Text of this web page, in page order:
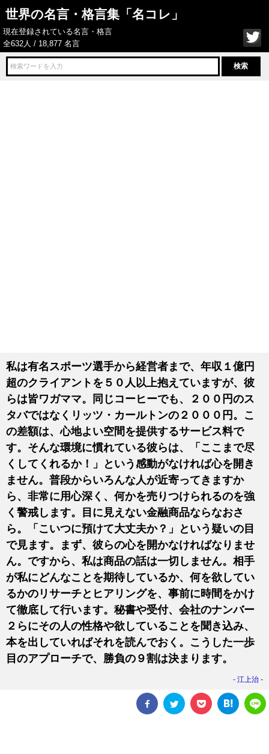
世界の名言・格言集「名コレ」
現在登録されている名言・格言
全632人 / 18,877 名言
私は有名スポーツ選手から経営者まで、年収１億円
超のクライアントを５０人以上抱えていますが、彼
らは皆ワガママ。同じコーヒーでも、２００円のス
タバではなくリッツ・カールトンの２０００円。こ
の差額は、心地よい空間を提供するサービス料で
す。そんな環境に慣れている彼らは、「ここまで尽
くしてくれるか！」という感動がなければ心を開き
ません。普段からいろんな人が近寄ってきますか
ら、非常に用心深く、何かを売りつけられるのを強
く警戒します。目に見えない金融商品ならなおさ
ら。「こいつに預けて大丈夫か？」という疑いの目
で見ます。まず、彼らの心を開かなければなりませ
ん。ですから、私は商品の話は一切しません。相手
が私にどんなことを期待しているか、何を欲してい
るかのリサーチとヒアリングを、事前に時間をかけ
て徹底して行います。秘書や受付、会社のナンバー
２らにその人の性格や欲していることを聞き込み、
本を出していればそれを読んでおく。こうした一歩
目のアプローチで、勝負の９割は決まります。
江上治